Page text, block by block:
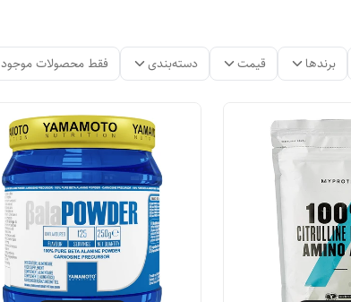
برندها قیمت دسته‌بندی فقط محصولات موجود